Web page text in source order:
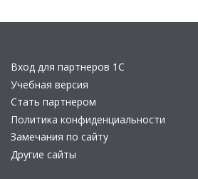
Вход для партнеров 1С
Учебная версия
Стать партнером
Политика конфиденциальности
Замечания по сайту
Другие сайты